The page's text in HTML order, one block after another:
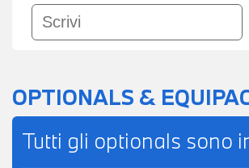
OPTIONALS &
Tutti gli optionals sono